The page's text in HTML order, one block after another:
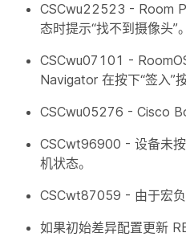
CSCwu22523 - Room
态时提示“找不到摄像头”。
CSCwu07101 -
Navigator 在按下“签入”
CSCwu05276 - Cisco
CSCwt96900 - 设备未
机状态。
CSCwt87059 - 由于宏负
如果初始差异配置更新